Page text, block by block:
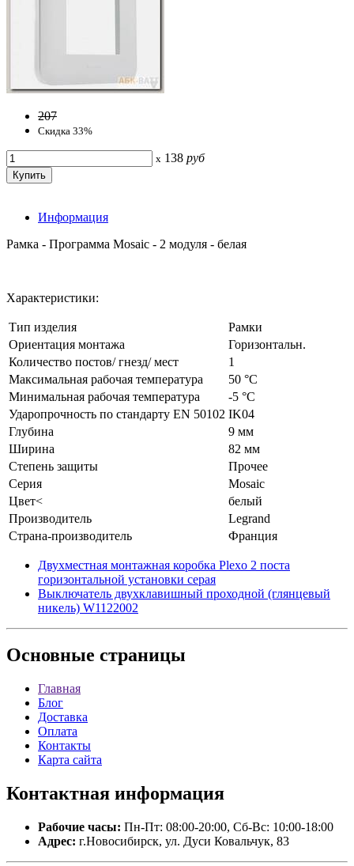
207
Скидка 33%
x 138 руб
Информация
Рамка - Программа Mosaic - 2 модуля - белая
Характеристики:
Тип изделия
Рамки
Ориентация монтажа
Горизонтальн.
Количество постов/ гнезд/ мест
1
Максимальная рабочая температура
50 °C
Минимальная рабочая температура
-5 °C
Ударопрочность по стандарту EN 50102 IK04
Глубина
9 мм
Ширина
82 мм
Степень защиты
Прочее
Серия
Mosaic
Цвет<
белый
Производитель
Legrand
Страна-производитель
Франция
Двухместная монтажная коробка Plexo 2 поста
горизонтальной установки серая
Выключатель двухклавишный проходной (глянцевый
никель) W1122002
Основные страницы
Главная
Блог
Доставка
Оплата
Контакты
Карта сайта
Контактная информация
Рабочие часы: Пн-Пт: 08:00-20:00, Сб-Вс: 10:00-18:00
Адрес: г.Новосибирск, ул. Дуси Ковальчук, 83